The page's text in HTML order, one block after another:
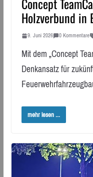
Concept
Holzverbund in
9. Juni 2026 0 Kommentare
Mit dem „Concept
Denkansatz für
mehr lesen ...